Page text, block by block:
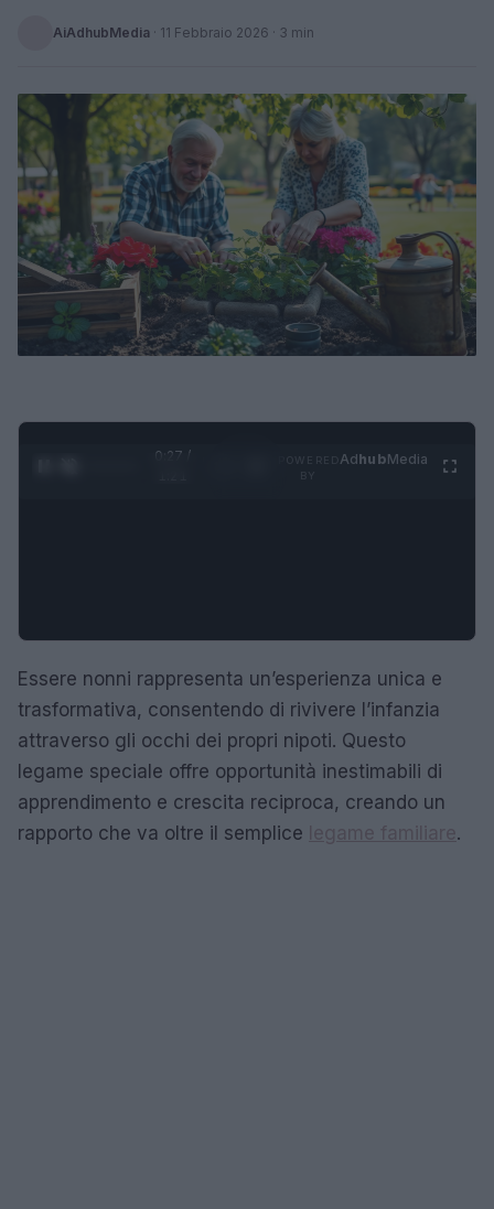
AiAdhubMedia · 11 Febbraio 2026 · 3 min
0:28 /
AdhubMedia
Essere nonni rappresenta un’esperienza unica e
trasformativa, consentendo di rivivere l’infanzia
attraverso gli occhi dei propri nipoti. Questo
legame speciale offre opportunità inestimabili di
apprendimento e crescita reciproca, creando un
rapporto che va oltre il semplice
.